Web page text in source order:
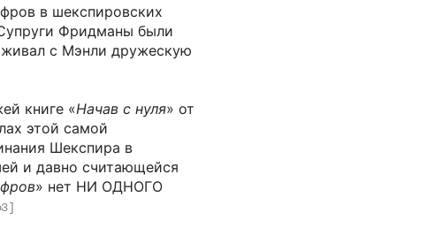
в шекспировских
Фридманы были
с Мэнли дружескую
книге «Начав с нуля» от
этой самой
Шекспира в
и давно считающейся
» нет НИ ОДНОГО